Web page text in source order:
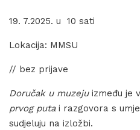
19. 7.2025. u 10 sati
Lokacija: MMSU
// bez prijave
Doručak u muzejuizmeđu je
prvog putai razgovora s
sudjeluju na izložbi.